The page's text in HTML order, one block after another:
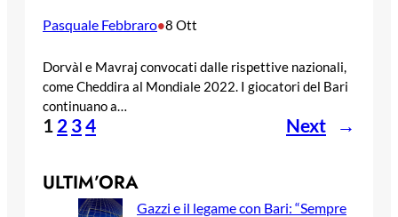
Pasquale Febbraro•8 Ott
Dorvàl e Mavraj convocati dalle rispettive nazionali,
come Cheddira al Mondiale 2022. I giocatori del Bari
continuano a…
1 2 34 Next →
ULTIM’ORA
Gazzi e il legame con Bari: “Sempre